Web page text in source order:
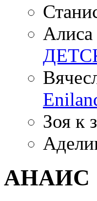
Алиса
Зоя к
АНАИС